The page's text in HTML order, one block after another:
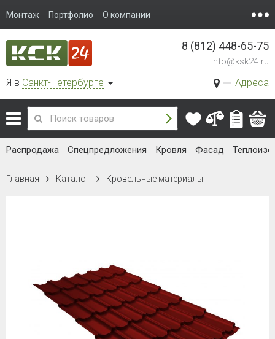
Монтаж Портфолио О компании
Я в Санкт-Петербурге Адреса
8 (812) 448-65-75
info@ksk24.ru
Распродажа Спецпредложения Кровля Фасад
Главная Каталог Кровельные материалы